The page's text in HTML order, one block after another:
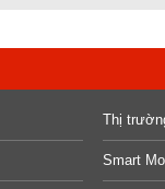
Thị
Smart